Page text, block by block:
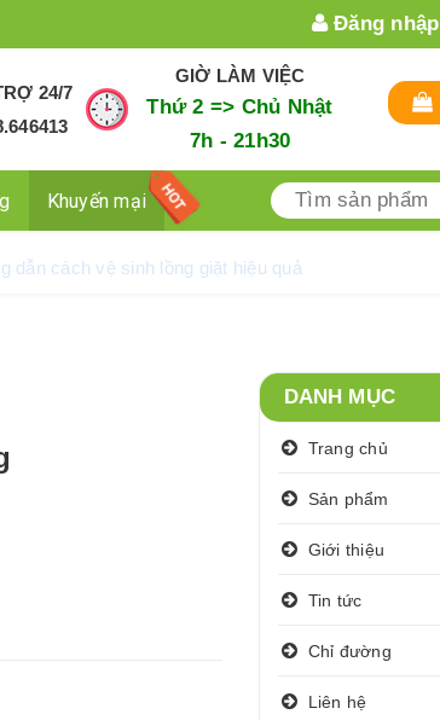
Đăng nhập
24/7
GIỜ LÀM VIỆC
Thứ 2 => Chủ Nhật
7h - 21h30
Khuyến mại
Hướng dẫn cách vệ sinh lồng giặt hiệu quả
DANH MỤC
Trang chủ
Sản phẩm
Giới thiệu
Tin tức
Chỉ đường
Liên hệ